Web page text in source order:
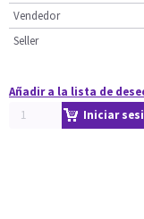
Vendedor
Seller
Añadir a la lista de
Iniciar